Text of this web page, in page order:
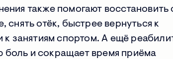
также помогают восстановить
снять отёк, быстрее вернуться к
к занятиям спортом. А ещё
и сокращает время приёма